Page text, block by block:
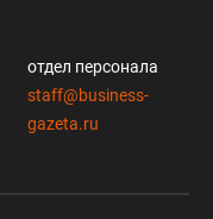
отдел персонала
staff@business-
gazeta.ru